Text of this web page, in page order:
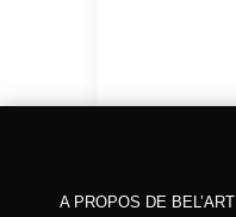
A PROPOS DE BEL’ARTI